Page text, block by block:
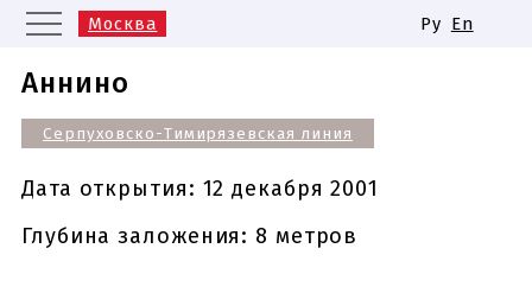
Москва
Казань
Новосибирск
Самара
Одинаковые названия станций
метро
Ру En
Аннино
Серпуховско-Тимирязевская линия
Дата открытия: 12 декабря 2001
Глубина заложения: 8 метров